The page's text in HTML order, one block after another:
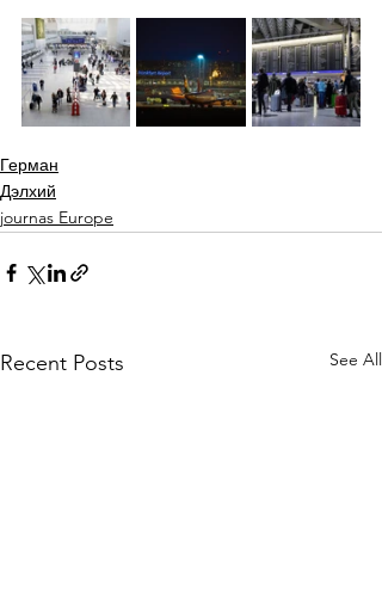
Герман
Дэлхий
journas Europe
Recent Posts See All